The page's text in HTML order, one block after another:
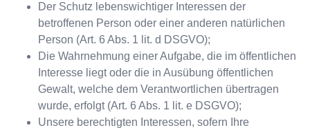
Der Schutz lebenswichtiger Interessen der
betroffenen Person oder einer anderen natürlichen
Person (Art. 6 Abs. 1 lit. d DSGVO);
Die Wahrnehmung einer Aufgabe, die im öffentlichen
Interesse liegt oder die in Ausübung öffentlichen
Gewalt, welche dem Verantwortlichen übertragen
wurde, erfolgt (Art. 6 Abs. 1 lit. e DSGVO);
Unsere berechtigten Interessen, sofern Ihre